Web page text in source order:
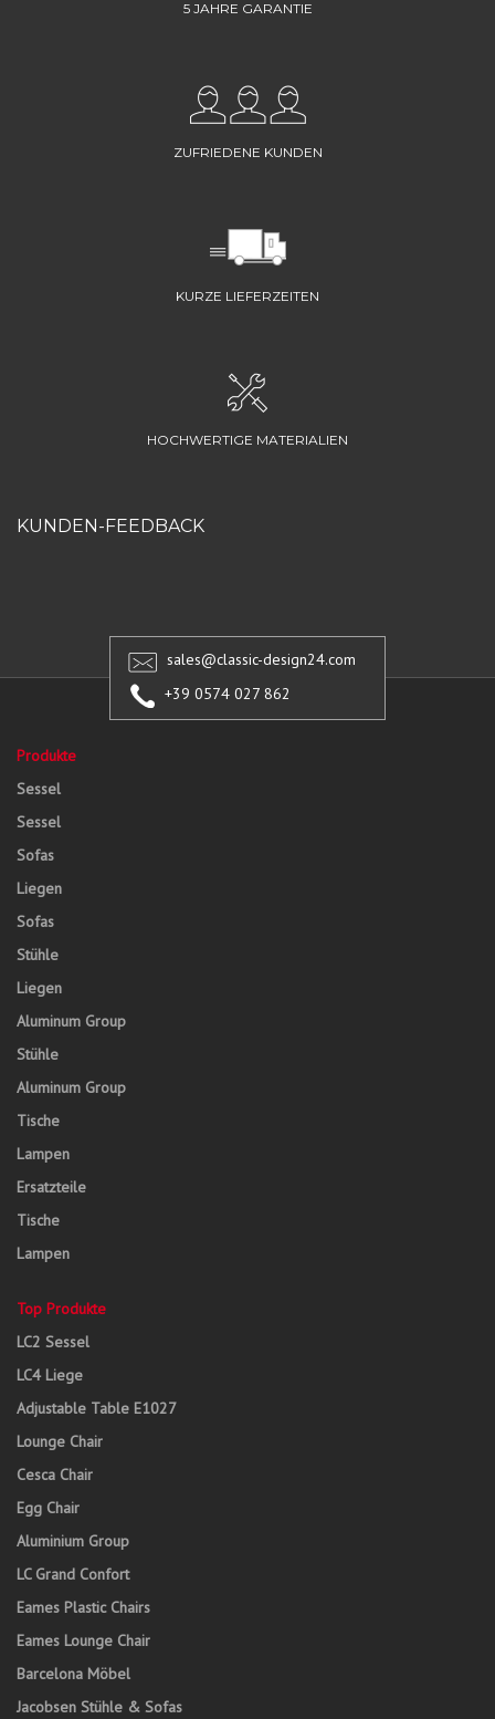
5 JAHRE GARANTIE
ZUFRIEDENE KUNDEN
KURZE LIEFERZEITEN
HOCHWERTIGE MATERIALIEN
KUNDEN-FEEDBACK
sales@classic-design24.com
+39 0574 027 862
Produkte
Sessel
Sessel
Sofas
Liegen
Sofas
Stühle
Liegen
Aluminum Group
Stühle
Aluminum Group
Tische
Lampen
Ersatzteile
Tische
Lampen
Top Produkte
LC2 Sessel
LC4 Liege
Adjustable Table E1027
Lounge Chair
Cesca Chair
Egg Chair
Aluminium Group
LC Grand Confort
Eames Plastic Chairs
Eames Lounge Chair
Barcelona Möbel
Jacobsen Stühle & Sofas